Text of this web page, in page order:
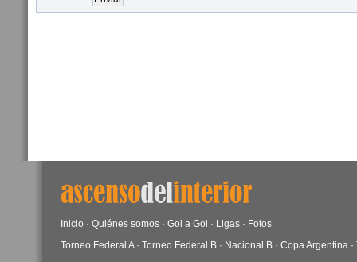
Inicio · Quiénes somos · Gol a Gol · Ligas · Fotos
Torneo Federal A· Torneo Federal B · Nacional B · Copa Argentina ·